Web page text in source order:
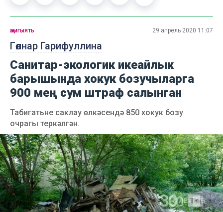
Гөлнар Гарифуллина
җәмгыять 29 апрель 2020 11:07
Cанитар-экологик икеайлык
барышында хокук бозучыларга
900 мең сум штраф салынган
Табигатьне саклау өлкәсендә 850 хокук бозу
очрагы теркәлгән.